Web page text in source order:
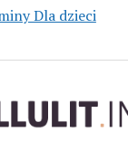
Dla dzieci